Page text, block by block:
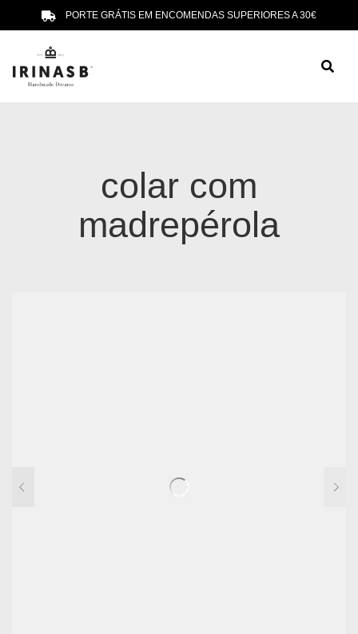
PORTE GRÁTIS EM ENCOMENDAS SUPERIORES A 30€
colar com
madrepérola